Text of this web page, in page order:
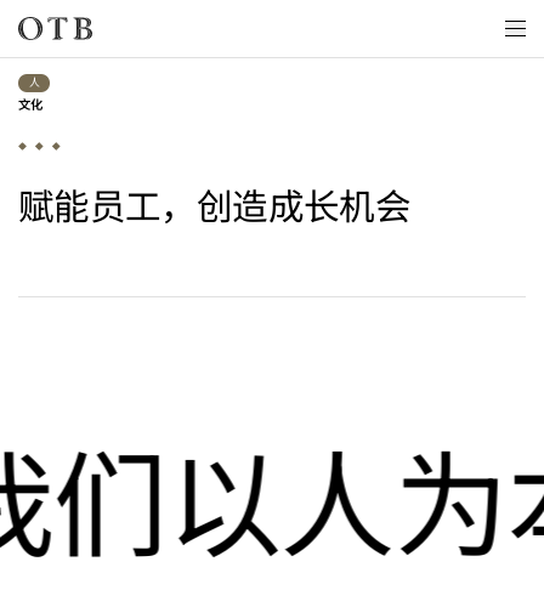
Skip to main content
人
文化
赋能员工，创造成长机会
们以人为